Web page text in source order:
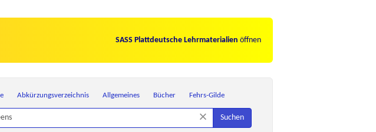
SASS Plattdeutsche Lehrmaterialien öffnen
Abkürzungsverzeichnis Allgemeines Bücher Fehrs-Gilde
× Suchen